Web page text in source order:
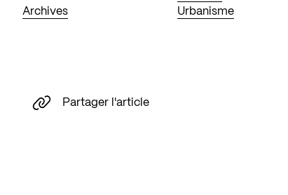
Archives
Urbanisme
Partager l'article